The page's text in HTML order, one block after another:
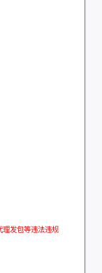
理发包等违法违规